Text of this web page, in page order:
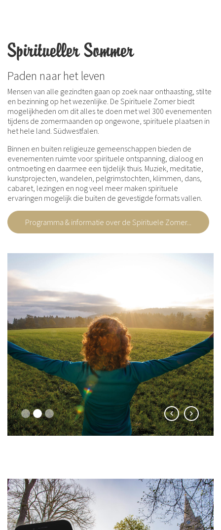
Spiritueller Sommer
Paden naar het leven
Mensen van alle gezindten gaan op zoek naar onthaasting, stilte
en bezinning op het wezenlijke. De Spirituele Zomer biedt
mogelijkheden om dit alles te doen met wel 300 evenementen
tijdens de zomermaanden op ongewone, spirituele plaatsen in
het hele land. Südwestfalen.
Binnen en buiten religieuze gemeenschappen bieden de
evenementen ruimte voor spirituele ontspanning, dialoog en
ontmoeting en daarmee een tijdelijk thuis. Muziek, meditatie,
kunstprojecten, wandelen, pelgrimstochten, klimmen, dans,
cabaret, lezingen en nog veel meer maken spirituele
ervaringen mogelijk die buiten de gevestigde formats vallen.
Programma & informatie over de Spirituele Zomer...